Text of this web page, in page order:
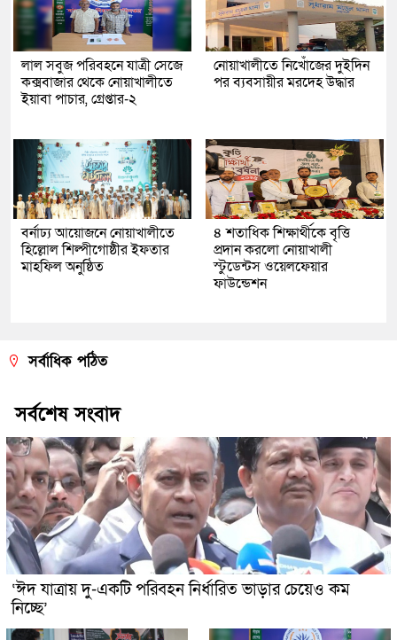
লাল সবুজ পরিবহনে যাত্রী সেজে
কক্সবাজার থেকে নোয়াখালীতে
ইয়াবা পাচার, গ্রেপ্তার-২
নোয়াখালীতে নিখোঁজের দুইদিন
পর ব্যবসায়ীর মরদেহ উদ্ধার
বর্নাঢ্য আয়োজনে নোয়াখালীতে
হিল্লোল শিল্পীগোষ্ঠীর ইফতার
মাহফিল অনুষ্ঠিত
৪ শতাধিক শিক্ষার্থীকে বৃত্তি
প্রদান করলো নোয়াখালী
স্টুডেন্টস ওয়েলফেয়ার
ফাউন্ডেশন
সর্বাধিক পঠিত
সর্বশেষ সংবাদ
‘ঈদ যাত্রায় দু-একটি পরিবহন নির্ধারিত ভাড়ার চেয়েও কম
নিচ্ছে’